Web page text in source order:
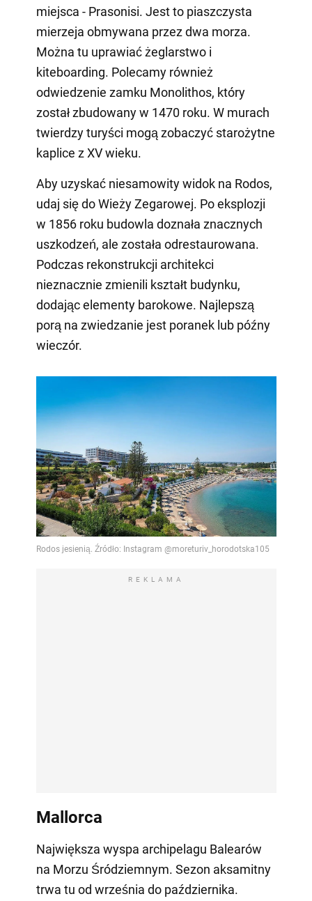
miejsca - Prasonisi. Jest to piaszczysta
mierzeja obmywana przez dwa morza.
Można tu uprawiać żeglarstwo i
kiteboarding. Polecamy również
odwiedzenie zamku Monolithos, który
został zbudowany w 1470 roku. W murach
twierdzy turyści mogą zobaczyć starożytne
kaplice z XV wieku.
Aby uzyskać niesamowity widok na Rodos,
udaj się do Wieży Zegarowej. Po eksplozji
w 1856 roku budowla doznała znacznych
uszkodzeń, ale została odrestaurowana.
Podczas rekonstrukcji architekci
nieznacznie zmienili kształt budynku,
dodając elementy barokowe. Najlepszą
porą na zwiedzanie jest poranek lub późny
wieczór.
REKLAMA
Mallorca
Największa wyspa archipelagu Balearów
na Morzu Śródziemnym. Sezon aksamitny
trwa tu od września do października.